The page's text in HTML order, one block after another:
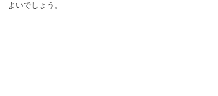
よいでしょう。